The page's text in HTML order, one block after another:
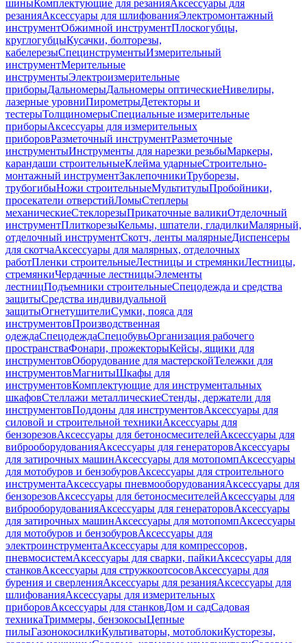
шиныКомплектующие для резанияАксессуары для
резанияАксессуары для шлифованияЭлектромонтажный
инструментОбжимной инструментПлоскогубцы,
круглогубцыКусачки, болторезы,
кабелерезыСпецинструментыИзмерительный
инструментМерительные
инструментыЭлектроизмерительные
приборыДальномерыДальномеры оптическиеНивелиры,
лазерные уровниПирометрыДетекторы и
тестерыТолщиномерыСпециальные измерительные
приборыАксессуары для измерительных
приборовРазметочный инструментРазметочные
инструментыИнструменты для нарезки резьбыМаркеры,
карандаши строительныеКлейма ударныеСтроительно-
монтажный инструментЗаклепочникиТруборезы,
трубогибыНожи строительныеМультитулыПробойники,
просекатели отверстийЛомыСтеплеры
механическиеСтеклорезыПрикаточные валикиОтделочный
инструментПлиткорезыКельмы, шпатели, гладилкиМалярный,
отделочный инструментСкотч, ленты малярныеДиспенсеры
для скотчаАксессуары для малярных, отделочных
работПленки строительныеЛестницы и стремянкиЛестницы,
стремянкиЧердачные лестницыЭлементы
лестницПодъемники строительныеСпецодежда и средства
защитыСредства индивидуальной
защитыОгнетушителиСумки, пояса для
инструментовПроизводственная
одеждаСпецодеждаСпецобувьОрганизация рабочего
пространстваФонари, прожекторыКейсы, ящики для
инструментовОборудование для мастерскойТележки для
инструментовМагнитыШкафы для
инструментовКомплектующие для инструментальных
шкафовСтеллажи металлическиеСтенды, держатели для
инструментовПоддоны для инструментовАксессуары для
силовой и строительной техникиАксессуары для
бензорезовАксессуары для бетоносмесителейАксессуары для
виброоборудованияАксессуары для генераторовАксессуары
для затирочных машинАксессуары для мотопомпАксессуары
для мотобуров и бензобуровАксессуары для строительного
инструментаАксессуары пневмооборудованияАксессуары для
бензорезовАксессуары для бетоносмесителейАксессуары для
виброоборудованияАксессуары для генераторовАксессуары
для затирочных машинАксессуары для мотопомпАксессуары
для мотобуров и бензобуровАксессуары для
электроинструментаАксессуары для компрессоров,
пневмосистемАксессуары для сварки, пайкиАксессуары для
станковАксессуары для стружкоотсосовАксессуары для
бурения и сверленияАксессуары для резанияАксессуары для
шлифованияАксессуары для измерительных
приборовАксессуары для станковДом и садСадовая
техникаТриммеры, бензокосыЦепные
пилыГазонокосилкиКультиваторы, мотоблокиКусторезы,